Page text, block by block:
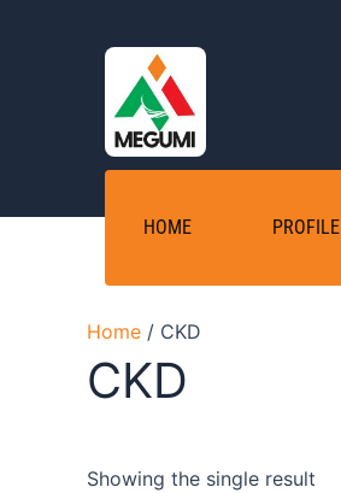
HOME PROFILE
Home / CKD
CKD
Showing the single result